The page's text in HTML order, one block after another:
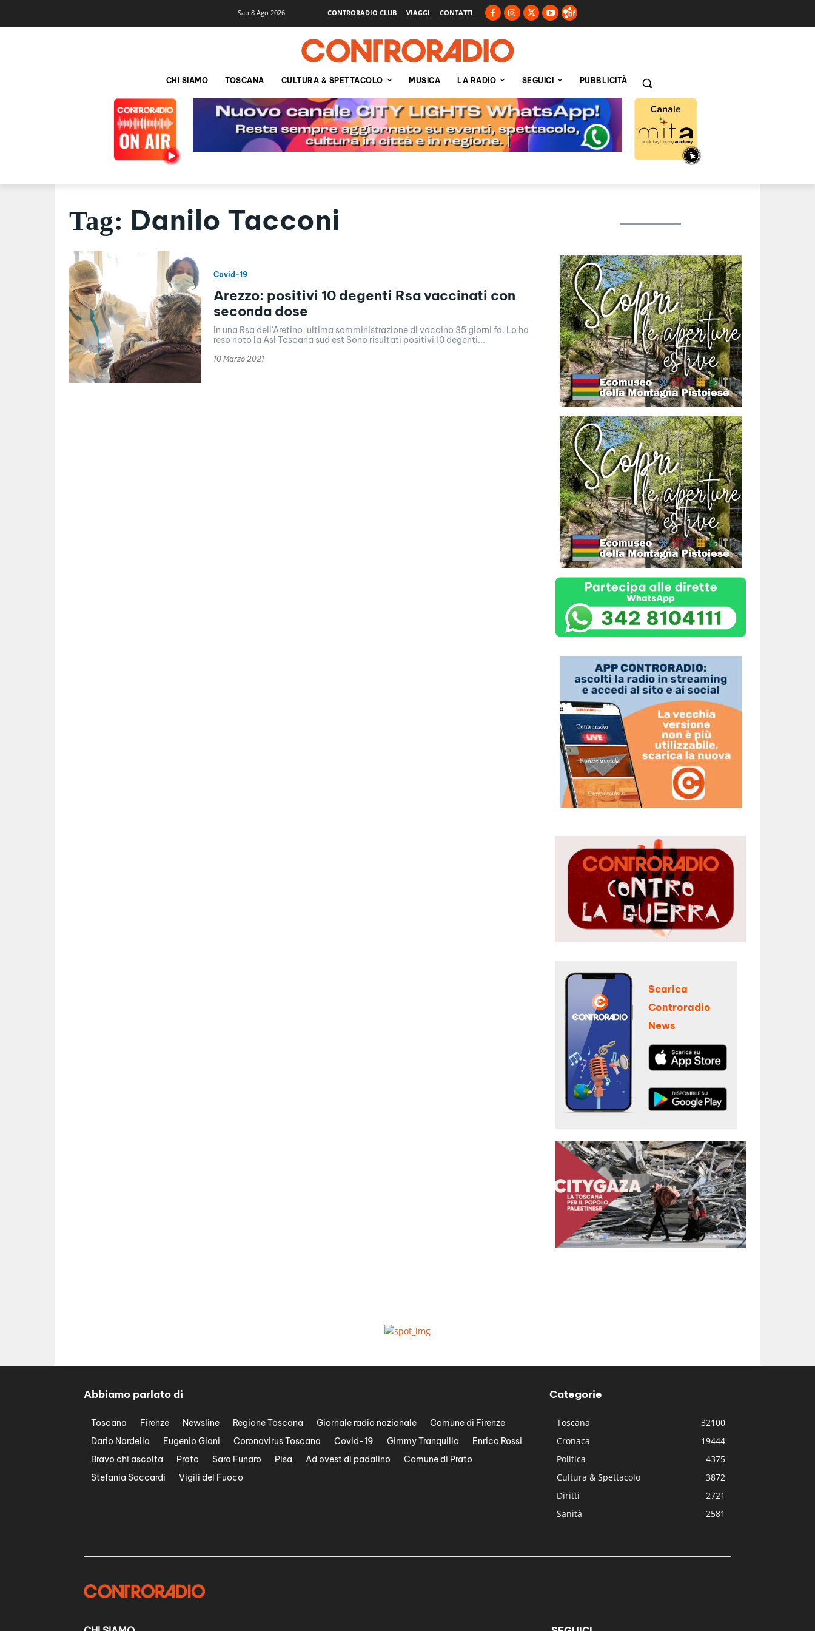
Sab 8 Ago 2026 CONTRORADIO CLUB VIAGGI CONTATTI
CHI SIAMO TOSCANA CULTURA & SPETTACOLO MUSICA LA RADIO SEGUICI PUBBLICITÀ
Tag: Danilo Tacconi
Covid-19
Arezzo: positivi 10 degenti Rsa vaccinati con
seconda dose
In una Rsa dell'Aretino, ultima somministrazione di vaccino 35 giorni fa. Lo ha
reso noto la Asl Toscana sud est Sono risultati positivi 10 degenti...
10 Marzo 2021
Scarica
Controradio
News
Abbiamo parlato di
Toscana Firenze Newsline Regione Toscana Giornale radio nazionale
Comune di Firenze
Dario Nardella
Eugenio Giani Coronavirus Toscana Covid-19 Gimmy Tranquillo
Enrico Rossi
Bravo chi ascolta
Prato Sara Funaro Pisa Ad ovest di padalino
Comune di Prato
Stefania Saccardi
Vigili del Fuoco
Categorie
Toscana
32100
Cronaca
19444
Politica
4375
Cultura & Spettacolo
3872
Diritti
2721
Sanità
2581